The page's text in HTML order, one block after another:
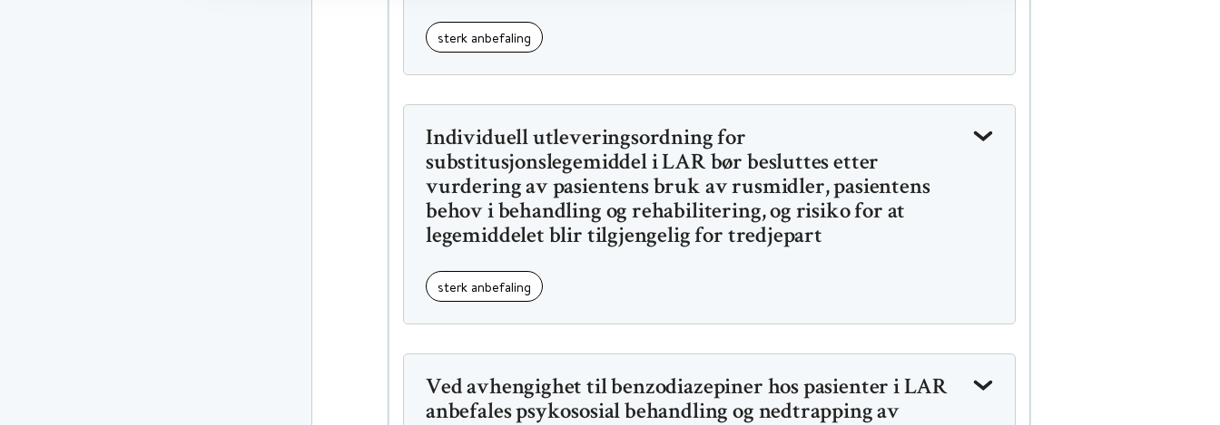
sterk anbefaling
Individuell utleveringsordning for
substitusjonslegemiddel i LAR bør besluttes etter
vurdering av pasientens bruk av rusmidler, pasientens
behov i behandling og rehabilitering, og risiko for at
legemiddelet blir tilgjengelig for tredjepart
sterk anbefaling
Ved avhengighet til benzodiazepiner hos pasienter i LAR
anbefales psykososial behandling og nedtrapping av